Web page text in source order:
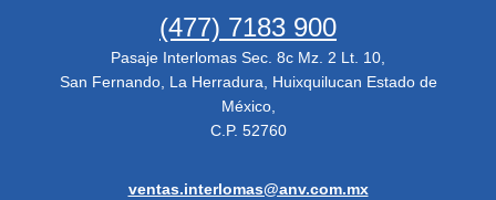
(477) 7183 900
Pasaje Interlomas Sec. 8c Mz. 2 Lt. 10,
San Fernando, La Herradura, Huixquilucan Estado de
México,
C.P. 52760
ventas.interlomas@anv.com.mx